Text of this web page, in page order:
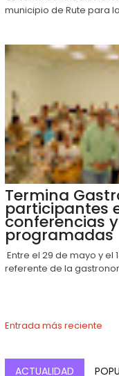
municipio de Rute para
Termina
participantes
conferencias
programadas
Entre el 29 de mayo y el
referente de la
Entrada más reciente
ACTUALIDAD